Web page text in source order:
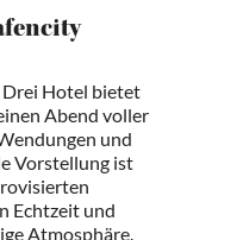
Drei Hotel bietet
Abend voller
und
Vorstellung ist
Echtzeit und
Atmosphäre.